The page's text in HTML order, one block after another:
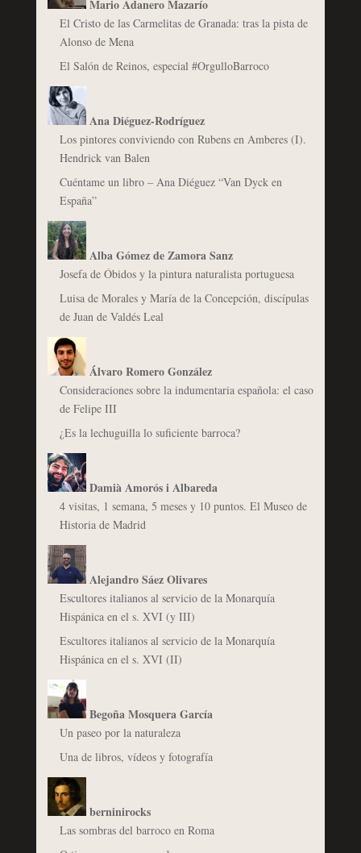
Mario Adanero Mazarío
El Cristo de las Carmelitas de Granada: tras la pista de
Alonso de Mena
El Salón de Reinos, especial #OrgulloBarroco
Ana Diéguez-Rodríguez
Los pintores conviviendo con Rubens en Amberes (I).
Hendrick van Balen
Cuéntame un libro – Ana Diéguez “Van Dyck en
España”
Alba Gómez de Zamora Sanz
Josefa de Óbidos y la pintura naturalista portuguesa
Luisa de Morales y María de la Concepción, discípulas
de Juan de Valdés Leal
Álvaro Romero González
Consideraciones sobre la indumentaria española: el caso
de Felipe III
¿Es la lechuguilla lo suficiente barroca?
Damià Amorós i Albareda
4 visitas, 1 semana, 5 meses y 10 puntos. El Museo de
Historia de Madrid
Alejandro Sáez Olivares
Escultores italianos al servicio de la Monarquía
Hispánica en el s. XVI (y III)
Escultores italianos al servicio de la Monarquía
Hispánica en el s. XVI (II)
Begoña Mosquera García
Un paseo por la naturaleza
Una de libros, vídeos y fotografía
berninirocks
Las sombras del barroco en Roma